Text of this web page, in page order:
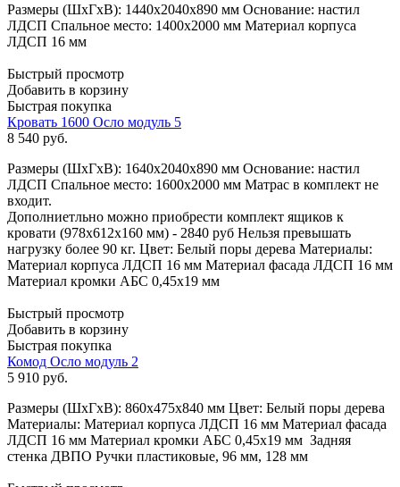
Размеры (ШхГхВ): 1440x2040x890 мм Основание: настил
ЛДСП Спальное место: 1400х2000 мм Материал корпуса
ЛДСП 16 мм
Быстрый просмотр
Добавить в корзину
Быстрая покупка
Кровать 1600 Осло модуль 5
8 540 руб.
Размеры (ШхГхВ): 1640x2040x890 мм Основание: настил
ЛДСП Спальное место: 1600х2000 мм Матрас в комплект не
входит.
Дополниетльно можно приобрести комплект ящиков к
кровати (978x612x160 мм) - 2840 руб Нельзя превышать
нагрузку более 90 кг. Цвет: Белый поры дерева Материалы:
Материал корпуса ЛДСП 16 мм Материал фасада ЛДСП 16 мм
Материал кромки АБС 0,45х19 мм
Быстрый просмотр
Добавить в корзину
Быстрая покупка
Комод Осло модуль 2
5 910 руб.
Размеры (ШхГхВ): 860x475x840 мм Цвет: Белый поры дерева
Материалы: Материал корпуса ЛДСП 16 мм Материал фасада
ЛДСП 16 мм Материал кромки АБС 0,45х19 мм Задняя
стенка ДВПО Ручки пластиковые, 96 мм, 128 мм